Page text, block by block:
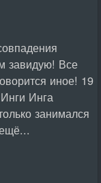
завидую! Все
иное! 19
Инга
занимался